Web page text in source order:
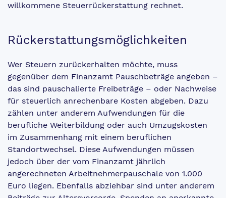
willkommene Steuerrückerstattung rechnet.
Rückerstattungsmöglichkeiten
Wer Steuern zurückerhalten möchte, muss
gegenüber dem Finanzamt Pauschbeträge angeben –
das sind pauschalierte Freibeträge – oder Nachweise
für steuerlich anrechenbare Kosten abgeben. Dazu
zählen unter anderem Aufwendungen für die
berufliche Weiterbildung oder auch Umzugskosten
im Zusammenhang mit einem beruflichen
Standortwechsel. Diese Aufwendungen müssen
jedoch über der vom Finanzamt jährlich
angerechneten Arbeitnehmerpauschale von 1.000
Euro liegen. Ebenfalls abziehbar sind unter anderem